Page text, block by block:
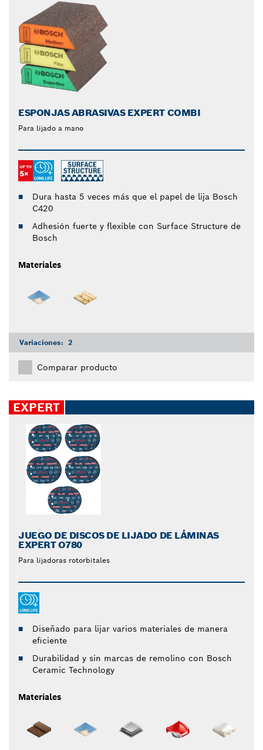
ESPONJAS ABRASIVAS EXPERT COMBI
Para lijado a mano
Dura hasta 5 veces más que el papel de lija Bosch
C420
Adhesión fuerte y flexible con Surface Structure de
Bosch
Materiales
Variaciones: 2
Comparar producto
EXPERT
JUEGO DE DISCOS DE LIJADO DE LÁMINAS
EXPERT O780
Para lijadoras rotorbitales
Diseñado para lijar varios materiales de manera
eficiente
Durabilidad y sin marcas de remolino con Bosch
Ceramic Technology
Materiales